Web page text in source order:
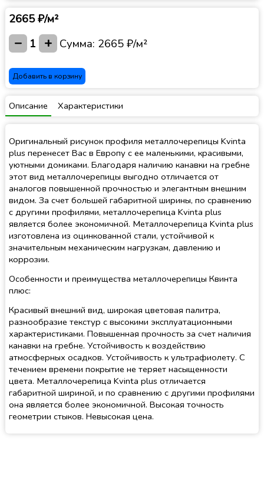
2665 ₽/м²
− 1 + Сумма: 2665 ₽/м²
Добавить в корзину
Описание Характеристики
Оригинальный рисунок профиля металлочерепицы Kvinta
plus перенесет Вас в Европу с ее маленькими, красивыми,
уютными домиками. Благодаря наличию канавки на гребне
этот вид металлочерепицы выгодно отличается от
аналогов повышенной прочностью и элегантным внешним
видом. За счет большей габаритной ширины, по сравнению
с другими профилями, металлочерепица Kvinta plus
является более экономичной. Металлочерепица Kvinta plus
изготовлена из оцинкованной стали, устойчивой к
значительным механическим нагрузкам, давлению и
коррозии.
Особенности и преимущества металлочерепицы Квинта
плюс:
Красивый внешний вид, широкая цветовая палитра,
разнообразие текстур с высокими эксплуатационными
характеристиками. Повышенная прочность за счет наличия
канавки на гребне. Устойчивость к воздействию
атмосферных осадков. Устойчивость к ультрафиолету. С
течением времени покрытие не теряет насыщенности
цвета. Металлочерепица Kvinta plus отличается
габаритной шириной, и по сравнению с другими профилями
она является более экономичной. Высокая точность
геометрии стыков. Невысокая цена.